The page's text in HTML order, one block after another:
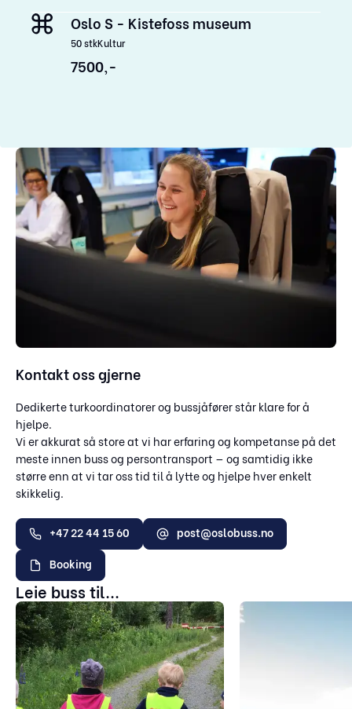
Oslo S - Kistefoss museum
50stkKultur
7500,-
Kontakt oss gjerne
Dedikerte turkoordinatorer og bussjåfører står klare for å
hjelpe.
Vi er akkurat så store at vi har erfaring og kompetanse på det
meste innen buss og persontransport — og samtidig ikke
større enn at vi tar oss tid til å lytte og hjelpe hver enkelt
skikkelig.
+47 22 44 15 60
post@oslobuss.no
Booking
Leie buss til...